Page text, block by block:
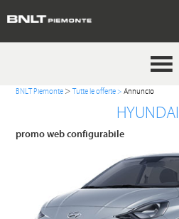
BNLT Piemonte >Tutte le offerte >Annuncio
promo web configurabile